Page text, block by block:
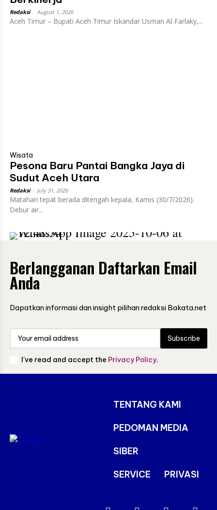
Redaksi August 1, 2026
Aceh Timur – Bupati Aceh Timur Iskandar Usman Al-Farlaky,...
Wisata
Pesona Baru Pantai Bangka Jaya di
Sudut Aceh Utara
Redaksi July 31, 2026
Matahari tepat berada ditengah kepala, Kamis (30/7/2026).
Debur air...
Berlangganan Daftarkan Email
Anda
Dapatkan informasi dan insight pilihan redaksi Bakata.net
Subscribe
I've read and accept the Privacy Policy.
TENTANG KAMI
PEDOMAN MEDIA
SIBER
SERVICE PRIVASI